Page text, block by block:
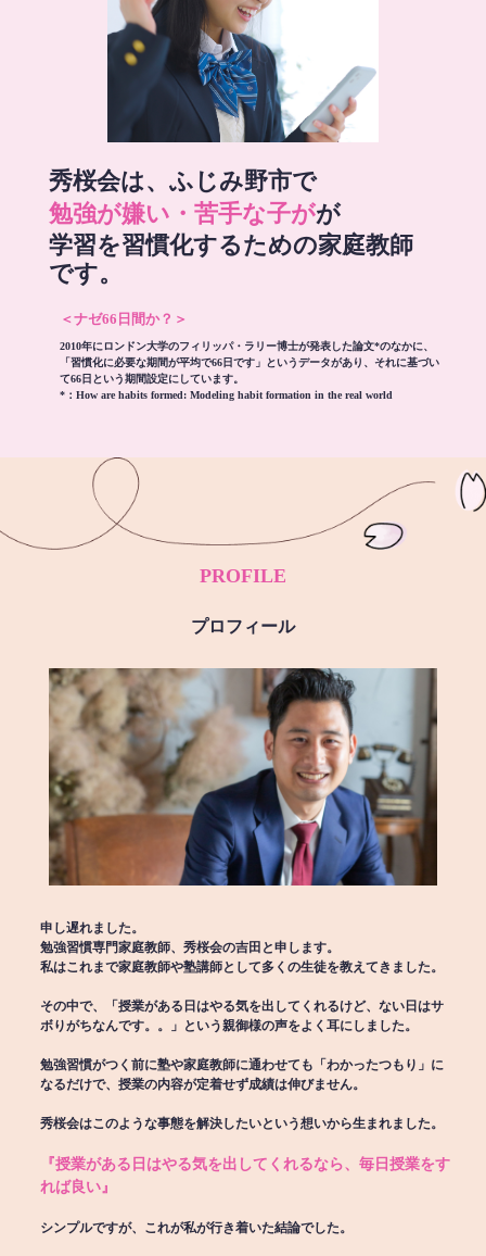
秀桜会は、ふじみ野市で
勉強が嫌い・苦手な子がが
学習を習慣化するための家庭教師
です。
＜ナゼ66日間か？＞
2010年にロンドン大学のフィリッパ・ラリー博士が発表した論文*のなかに、
「習慣化に必要な期間が平均で66日です」というデータがあり、それに基づい
て66日という期間設定にしています。
*： How are habits formed: Modeling habit formation in the real world
PROFILE
プロフィール
申し遅れました。
勉強習慣専門家庭教師、秀桜会の吉田と申します。
私はこれまで家庭教師や塾講師として多くの生徒を教えてきました。
その中で、「授業がある日はやる気を出してくれるけど、ない日はサ
ボりがちなんです。。」という親御様の声をよく耳にしました。
勉強習慣がつく前に塾や家庭教師に通わせても「わかったつもり」に
なるだけで、授業の内容が定着せず成績は伸びません。
秀桜会はこのような事態を解決したいという想いから生まれました。
『授業がある日はやる気を出してくれるなら、毎日授業をす
れば良い』
シンプルですが、これが私が行き着いた結論でした。